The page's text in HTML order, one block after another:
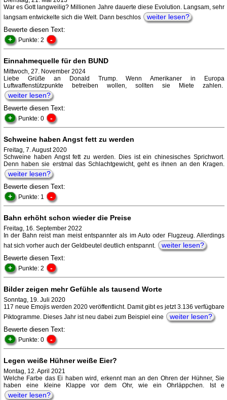
War es Gott langweilig? Millionen Jahre dauerte diese Evolution. Langsam, sehr
langsam entwickelte sich die Welt. Dann beschlos
weiter lesen?
Bewerte diesen Text:
+ Punkte: 2 -
Einnahmequelle für den BUND
Mittwoch, 27. November 2024
Liebe Grüße an Donald Trump. Wenn Amerikaner in Europa
Luftwaffenstützpunkte betreiben wollen, sollten sie Miete zahlen.
weiter lesen?
Bewerte diesen Text:
+ Punkte: 0 -
Schweine haben Angst fett zu werden
Freitag, 7. August 2020
Schweine haben Angst fett zu werden. Dies ist ein chinesisches Sprichwort.
Denn haben sie erstmal das Schlachtgewicht, geht es ihnen an den Kragen.
weiter lesen?
Bewerte diesen Text:
+ Punkte: 1 -
Bahn erhöht schon wieder die Preise
Freitag, 16. September 2022
In der Bahn reist man meist entspannter als im Auto oder Flugzeug. Allerdings
hat sich vorher auch der Geldbeutel deutlich entspannt.
weiter lesen?
Bewerte diesen Text:
+ Punkte: 2 -
Bilder zeigen mehr Gefühle als tausend Worte
Sonntag, 19. Juli 2020
117 neue Emojis werden 2020 veröffentlicht. Damit gibt es jetzt 3.136 verfügbare
Piktogramme. Dieses Jahr ist neu dabei zum Beispiel eine
weiter lesen?
Bewerte diesen Text:
+ Punkte: 0 -
Legen weiße Hühner weiße Eier?
Montag, 12. April 2021
Welche Farbe das Ei haben wird, erkennt man an den Ohren der Hühner, Sie
haben eine kleine Klappe vor dem Ohr, wie ein Ohrläppchen. Ist e
weiter lesen?